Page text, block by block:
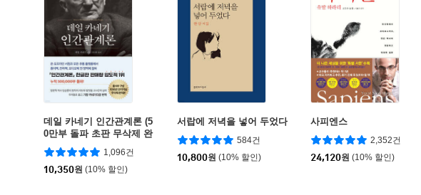
데일 카네기 인간관계론 (5
0만부 돌파 초판 무삭제 완
역본)
1,096건
10,350원 (10% 할인)
서랍에 저녁을 넣어 두었다
584건
10,800원 (10% 할인)
사피엔스
2,352건
24,120원 (10% 할인)